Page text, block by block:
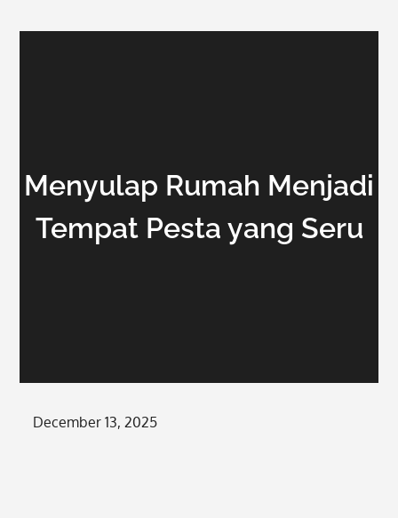
Menyulap Rumah Menjadi
Tempat Pesta yang Seru
Posted
December 13, 2025